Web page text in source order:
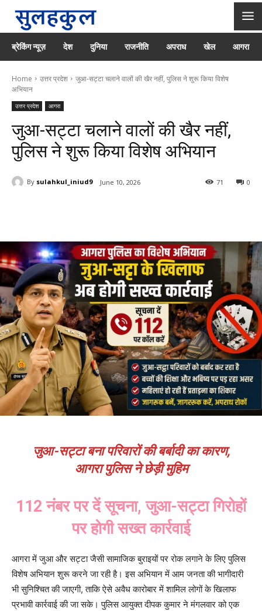
ब्रेकिंग न्यूज़ देश दुनिया राजनीति अपराध खेल आगरा
Home उत्तर प्रदेश
जुआ-सट्टा चलाने वालों की खैर नहीं, पुलिस ने शुरू किया विशेष
अभियान
उत्तर प्रदेश आगरा
जुआ-सट्टा चलाने वालों की खैर नहीं,
पुलिस ने शुरू किया विशेष अभियान
By sulahkul_iniud9 June 10, 2026 0
71
जुआ-सट्टा बना परिवारों की बर्बादी का कारण,
आगरा पुलिस ने छेड़ी मुहिम
112 नंबर पर दें सूचना, जुआ-सट्टा गिरोहों
पर होगी सख्त कार्रवाई
आगरा में जुआ और सट्टा जैसी सामाजिक बुराइयों पर रोक लगाने के लिए पुलिस
विशेष अभियान शुरू करने जा रही है। इस अभियान में आम जनता की भागीदारी
भी सुनिश्चित की जाएगी, ताकि ऐसे अवैध कारोबार में शामिल लोगों के खिलाफ
प्रभावी कार्रवाई की जा सके। पुलिस आयुक्त दीपक कुमार ने मंगलवार को एक